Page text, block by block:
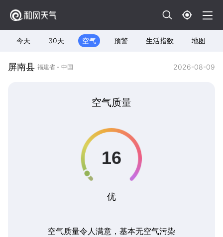
今天 30天 空气 预警 生活指数 地图
屏南县 福建省 - 中国 2026-08-09
空气质量
优
空气质量令人满意，基本无空气污染